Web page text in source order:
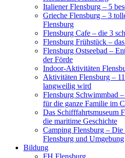
Italiener Flensburg – 5
Grieche Flensburg – 3
Flensburg
Flensburg Cafe – die 3
Flensburg Frühstück –
Flensburg Ostseebad –
der Förde
Indoor-Aktivitäten
Aktivitäten Flensburg –
langweilig wird
Flensburg Schwimmbad
für die ganze Familie im
Das Schifffahrtsmuseum
die maritime Geschichte
Camping Flensburg – Die
Flensburg und Umgebung
Bildung
FH Flensburg